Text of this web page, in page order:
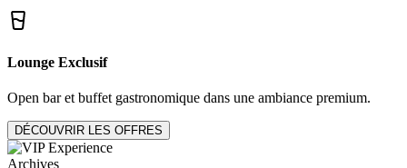
Lounge Exclusif
Open bar et buffet gastronomique dans une ambiance premium.
DÉCOUVRIR LES OFFRES
Archives